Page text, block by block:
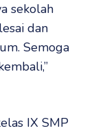
sekolah
dan
Semoga
IX SMP